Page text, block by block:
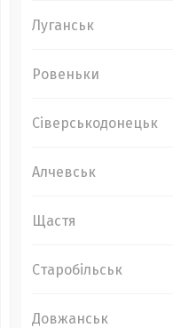
Луганськ
Ровеньки
Сіверськодонецьк
Алчевськ
Щастя
Старобільськ
Довжанськ